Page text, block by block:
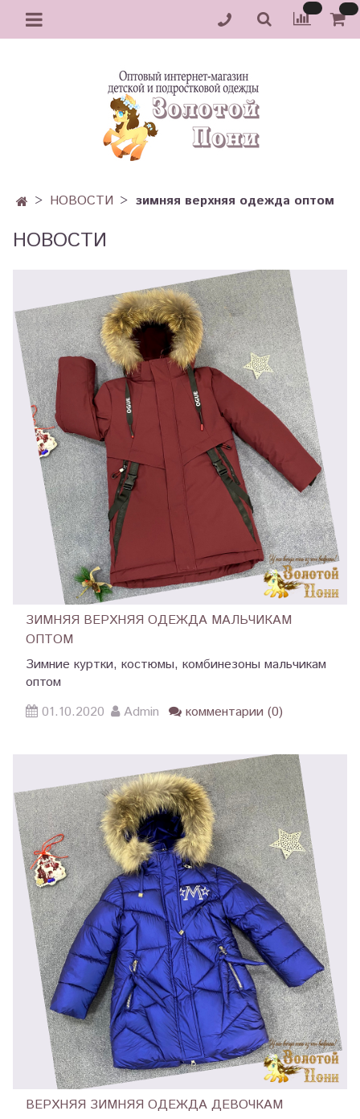
НОВОСТИ зимняя верхняя одежда оптом
НОВОСТИ
ЗИМНЯЯ ВЕРХНЯЯ ОДЕЖДА МАЛЬЧИКАМ
ОПТОМ
Зимние куртки, костюмы, комбинезоны мальчикам
оптом
01.10.2020
Admin комментарии (0)
ВЕРХНЯЯ ЗИМНЯЯ ОДЕЖДА ДЕВОЧКАМ